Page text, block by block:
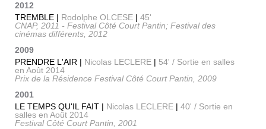
2012
TREMBLE | Rodolphe OLCESE | 45'
CNAP, 2011 - Festival Côté Court Pantin; Festival des
cinémas différents, 2012
2009
PRENDRE L'AIR | Nicolas LECLERE | 54' / Sortie en salles
en Août 2014
Prix de la Résidence Festival Côté Court Pantin, 2009
2001
LE TEMPS QU'IL FAIT | Nicolas LECLERE | 40' / Sortie en
salles en Août 2014
Festival Côté Court Pantin, 2001